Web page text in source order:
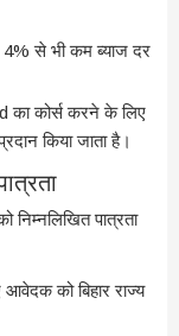
4% से भी कम ब्याज दर
का कोर्स करने के लिए
किया जाता है।
पात्रता
को बिहार राज्य